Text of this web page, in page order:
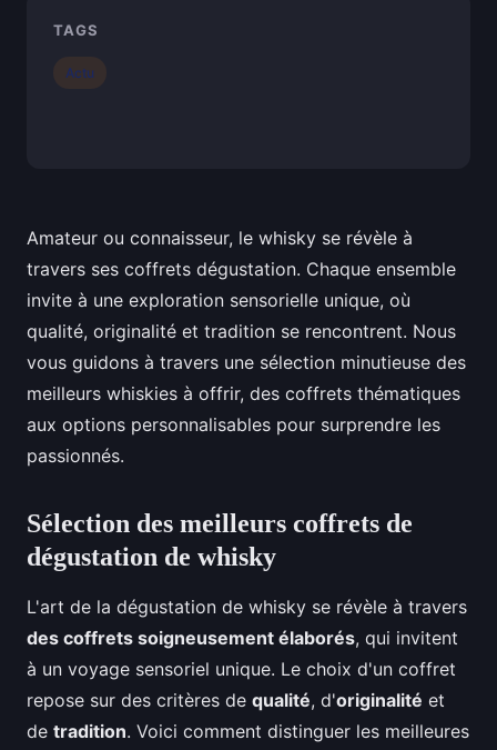
Amateur ou connaisseur, le whisky se révèle à
travers ses coffrets dégustation. Chaque ensemble
invite à une exploration sensorielle unique, où
qualité, originalité et tradition se rencontrent. Nous
vous guidons à travers une sélection minutieuse des
meilleurs whiskies à offrir, des coffrets thématiques
aux options personnalisables pour surprendre les
passionnés.
Sélection des meilleurs coffrets de
dégustation de whisky
L'art de la dégustation de whisky se révèle à travers
des coffrets soigneusement élaborés, qui invitent
à un voyage sensoriel unique. Le choix d'un coffret
repose sur des critères de qualité, d'originalité et
de tradition. Voici comment distinguer les meilleures
TAGS
Actu